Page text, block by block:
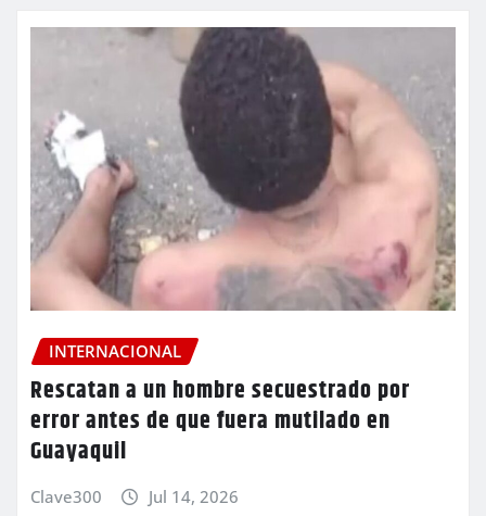
INTERNACIONAL
Rescatan a un hombre secuestrado por
error antes de que fuera mutilado en
Guayaquil
Clave300 Jul 14, 2026